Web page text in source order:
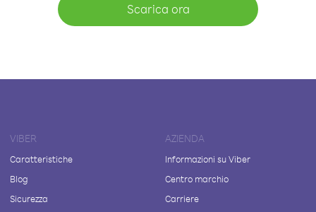
Scarica ora
VIBER
Caratteristiche
Blog
Sicurezza
AZIENDA
Informazioni su Viber
Centro marchio
Carriere